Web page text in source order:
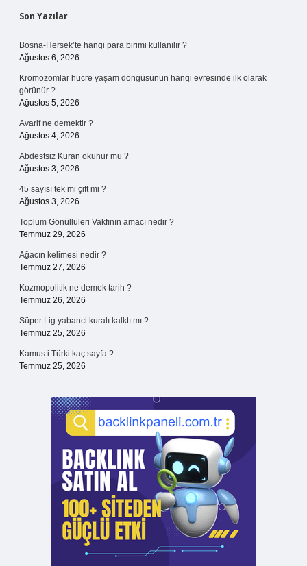
Sidebar
Son Yazılar
Bosna-Hersek’te hangi para birimi kullanılır ?
Ağustos 6, 2026
Kromozomlar hücre yaşam döngüsünün hangi evresinde ilk olarak
görünür ?
Ağustos 5, 2026
Avarif ne demektir ?
Ağustos 4, 2026
Abdestsiz Kuran okunur mu ?
Ağustos 3, 2026
45 sayısı tek mi çift mi ?
Ağustos 3, 2026
Toplum Gönüllüleri Vakfının amacı nedir ?
Temmuz 29, 2026
Ağacın kelimesi nedir ?
Temmuz 27, 2026
Kozmopolitik ne demek tarih ?
Temmuz 26, 2026
Süper Lig yabanci kuralı kalktı mı ?
Temmuz 25, 2026
Kamus i Türki kaç sayfa ?
Temmuz 25, 2026